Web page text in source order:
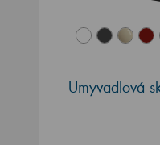
Umyvadlová